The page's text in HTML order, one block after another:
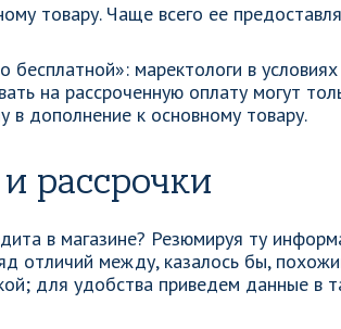
товару. Чаще всего ее
маректологи в
на рассроченную оплату могут
в дополнение к основному товару.
рассрочки
в магазине? Резюмируя ту
отличий между, казалось бы,
для удобства приведем данные в